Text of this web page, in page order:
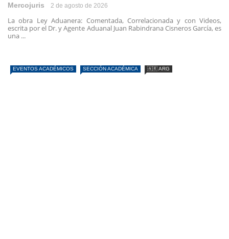
Mercojuris 2 de agosto de 2026
La obra Ley Aduanera: Comentada, Correlacionada y con Videos,
escrita por el Dr. y Agente Aduanal Juan Rabindrana Cisneros García, es
una ...
EVENTOS ACADÉMICOS SECCIÓN ACADÉMICA 🇦🇷 ARG